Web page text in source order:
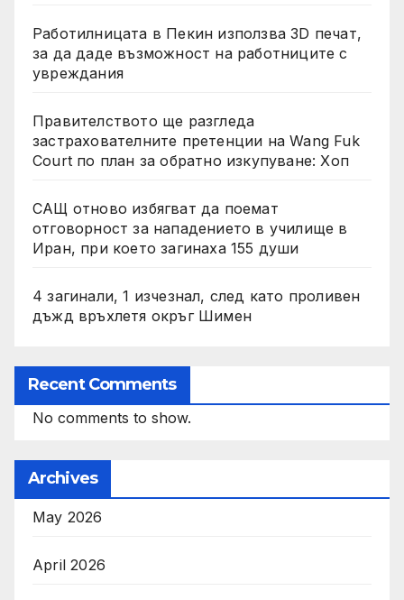
Работилницата в Пекин използва 3D печат,
за да даде възможност на работниците с
увреждания
Правителството ще разгледа
застрахователните претенции на Wang Fuk
Court по план за обратно изкупуване: Хоп
САЩ отново избягват да поемат
отговорност за нападението в училище в
Иран, при което загинаха 155 души
4 загинали, 1 изчезнал, след като проливен
дъжд връхлетя окръг Шимен
Recent Comments
No comments to show.
Archives
May 2026
April 2026